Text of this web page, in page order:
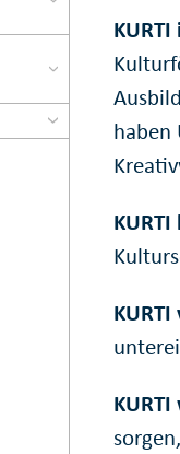
KURTI
haben